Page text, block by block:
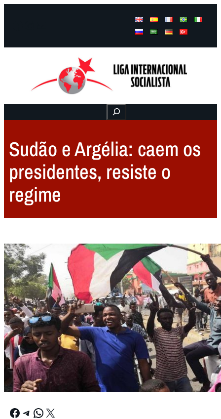
Buscar
Sudão e Argélia: caem os
presidentes, resiste o
regime
Facebook Telegram WhatsApp X